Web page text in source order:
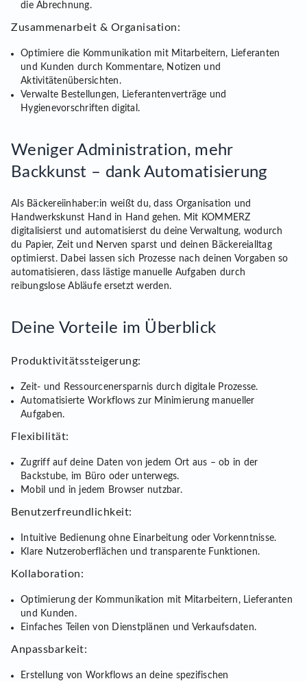
die Abrechnung.
Zusammenarbeit & Organisation:
Optimiere die Kommunikation mit Mitarbeitern, Lieferanten
und Kunden durch Kommentare, Notizen und
Aktivitätenübersichten.
Verwalte Bestellungen, Lieferantenverträge und
Hygienevorschriften digital.
Weniger Administration, mehr
Backkunst – dank Automatisierung
Als Bäckereiinhaber:in weißt du, dass Organisation und
Handwerkskunst Hand in Hand gehen. Mit KOMMERZ
digitalisierst und automatisierst du deine Verwaltung, wodurch
du Papier, Zeit und Nerven sparst und deinen Bäckereialltag
optimierst. Dabei lassen sich Prozesse nach deinen Vorgaben so
automatisieren, dass lästige manuelle Aufgaben durch
reibungslose Abläufe ersetzt werden.
Deine Vorteile im Überblick
Produktivitätssteigerung:
Zeit- und Ressourcenersparnis durch digitale Prozesse.
Automatisierte Workflows zur Minimierung manueller
Aufgaben.
Flexibilität:
Zugriff auf deine Daten von jedem Ort aus – ob in der
Backstube, im Büro oder unterwegs.
Mobil und in jedem Browser nutzbar.
Benutzerfreundlichkeit:
Intuitive Bedienung ohne Einarbeitung oder Vorkenntnisse.
Klare Nutzeroberflächen und transparente Funktionen.
Kollaboration:
Optimierung der Kommunikation mit Mitarbeitern, Lieferanten
und Kunden.
Einfaches Teilen von Dienstplänen und Verkaufsdaten.
Anpassbarkeit:
Erstellung von Workflows an deine spezifischen